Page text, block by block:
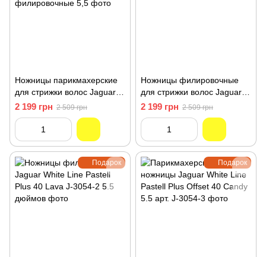
Ножницы парикмахерские
для стрижки волос Jaguar J-
83355 Pre Style Ergo P
филировочные 5,5
2 199 грн 2 509 грн
Ножницы филировочные
для стрижки волос Jaguar J-
83455 Pre Style Relax Polish
5,5"
2 199 грн 2 509 грн
Подарок Подарок